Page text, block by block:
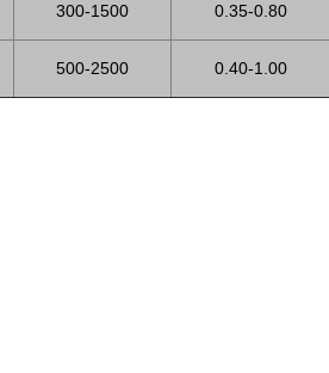
300-1500 0.35-0.80
500-2500 0.40-1.00